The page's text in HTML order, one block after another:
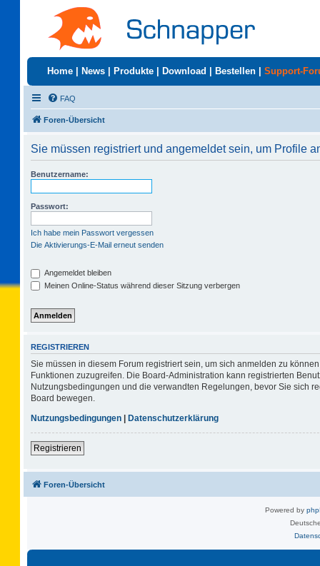
Home News Produkte Download Bestellen Support-
FAQ
Foren-Übersicht
Sie müssen registriert und angemeldet sein, um Profile
Benutzername:
Passwort:
Ich habe mein Passwort vergessen
Die Aktivierungs-E-Mail erneut senden
Angemeldet bleiben
Meinen Online-Status während dieser Sitzung verbergen
REGISTRIEREN
Sie müssen in diesem Forum registriert sein, um sich anmelden zu
Funktionen zuzugreifen. Die Board-Administration kann registrierten
Nutzungsbedingungen und die verwandten Regelungen, bevor Sie sich
Board bewegen.
Nutzungsbedingungen | Datenschutzerklärung
Registrieren
Foren-Übersicht
Powered by